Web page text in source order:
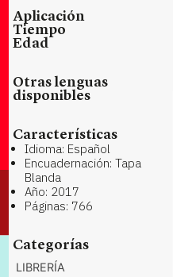
Aplicación
Tiempo
Edad
Otras lenguas
disponibles
Características
Idioma: Español
Encuadernación: Tapa
Blanda
Año: 2017
Páginas: 766
Categorías
LIBRERÍA